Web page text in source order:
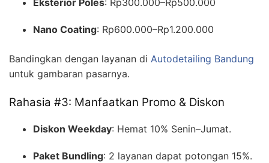
Nano Coating: Rp600.000–Rp1.200.000
Bandingkan dengan layanan di Autodetailing Bandung
untuk gambaran pasarnya.
Rahasia #3: Manfaatkan Promo & Diskon
Diskon Weekday: Hemat 10% Senin–Jumat.
Paket Bundling: 2 layanan dapat potongan 15%.